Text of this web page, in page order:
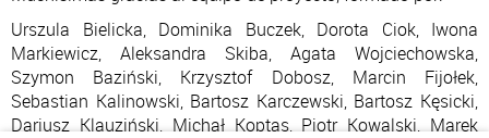
Urszula Bielicka, Dominika Buczek, Dorota Ciok, Iwona
Markiewicz, Aleksandra Skiba, Agata Wojciechowska,
Szymon Baziński, Krzysztof Dobosz, Marcin Fijołek,
Sebastian Kalinowski, Bartosz Karczewski, Bartosz Kęsicki,
Dariusz Klauziński, Michał Koptas, Piotr Kowalski, Marek